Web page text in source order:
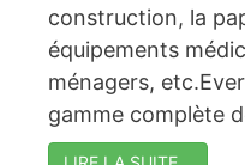
construction, la
équipements
ménagers,
gamme complète